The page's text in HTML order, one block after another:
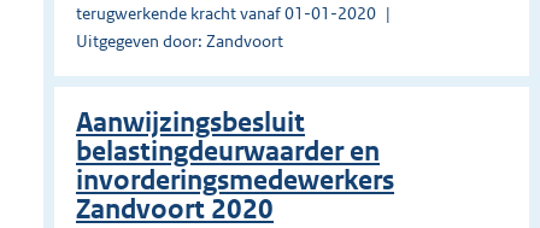
terugwerkende kracht vanaf 01-01-2020
Uitgegeven door: Zandvoort
Aanwijzingsbesluit
belastingdeurwaarder en
invorderingsmedewerkers
Zandvoort 2020